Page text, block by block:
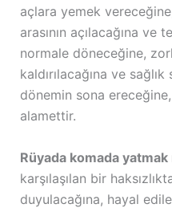
açlara yemek
arasının açılacağına
normale döneceğine,
kaldırılacağına ve
dönemin sona
alamettir.
Rüyada komada
karşılaşılan bir
duyulacağına, hayal